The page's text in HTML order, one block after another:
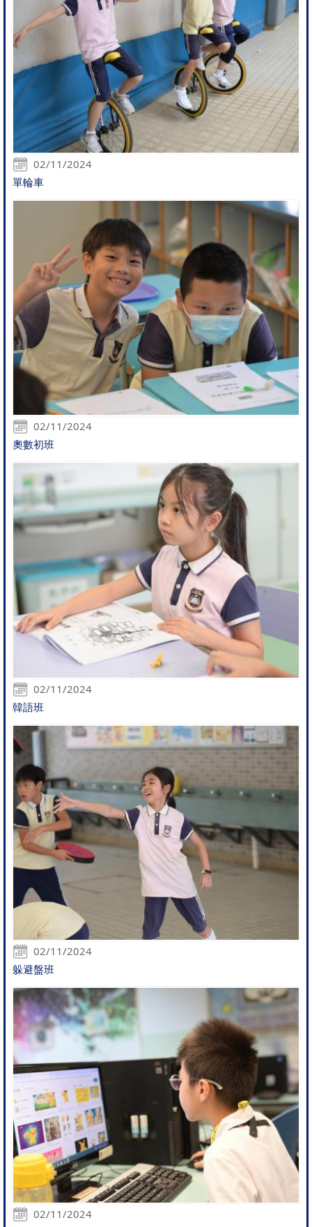
02/11/2024
單輪車
02/11/2024
奧數初班
02/11/2024
韓語班
02/11/2024
躲避盤班
02/11/2024